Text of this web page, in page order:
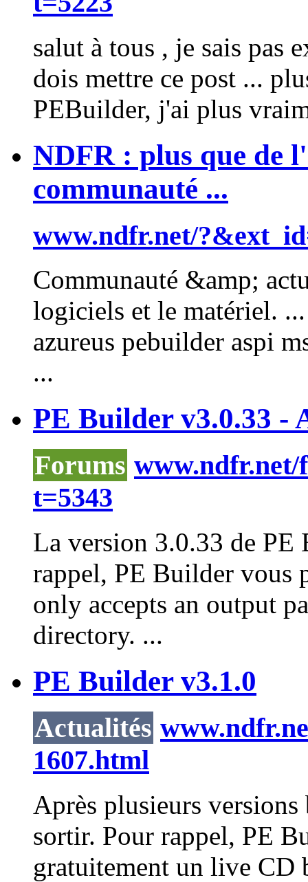
salut à tous , je sais pas
dois mettre ce post ...
PEBuilder, j'ai plus
NDFR : plus que de
communauté ...
www.ndfr.net/
Communauté &amp;
logiciels et le matériel.
azureus pebuilder aspi
...
PE Builder v3.0.33 -
Forums www.ndfr.net/
t=5343
La version 3.0.33 de
rappel, PE Builder vous
only accepts an output
directory. ...
PE Builder v3.1.0
Actualités
1607.html
Après plusieurs
sortir. Pour rappel, PE
gratuitement un live CD